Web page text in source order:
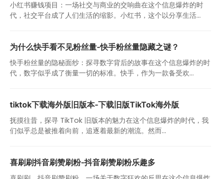
小红书赚钱项目：一场社交与商业的交响曲在这个信息爆炸的时
代，社交平台成了人们生活的缩影。小红书，这个以分享生活...
为什么快手看不见粉丝量-快手粉丝量隐藏之谜？
快手粉丝量的隐秘面纱：探寻数字背后的故事在这个信息爆炸的时
代，数字似乎成了衡量一切的标准。快手，作为一款备受欢...
tiktok下载海外版旧版本-下载旧版TikTok海外版
抚摸往昔，探寻 TikTok 旧版本的魅力在这个信息爆炸的时代，我
们似乎总是被推着向前，追逐着最新的潮流。然而...
喜刷刷抖音刷赞刷粉-抖音刷赞刷粉乐趣多